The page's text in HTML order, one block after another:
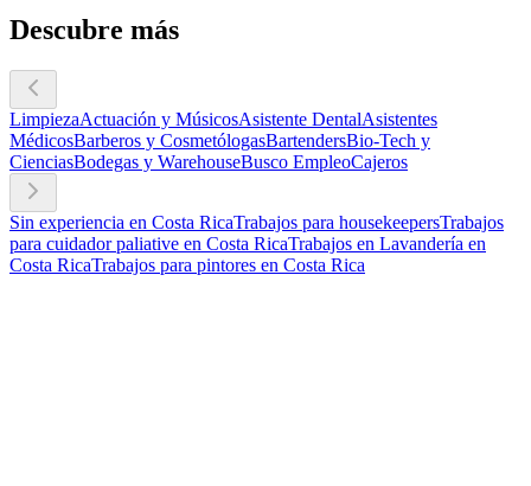
Descubre más
LimpiezaActuación y MúsicosAsistente DentalAsistentes
MédicosBarberos y CosmetólogasBartendersBio-Tech y
CienciasBodegas y WarehouseBusco EmpleoCajeros
Sin experiencia en Costa RicaTrabajos para housekeepersTrabajos
para cuidador paliative en Costa RicaTrabajos en Lavandería en
Costa RicaTrabajos para pintores en Costa Rica